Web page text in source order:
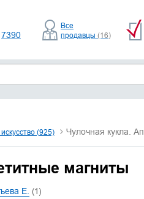
7390
Все
продавцы (16)
(925) Чулочная кукла.
магниты
Е. (1)